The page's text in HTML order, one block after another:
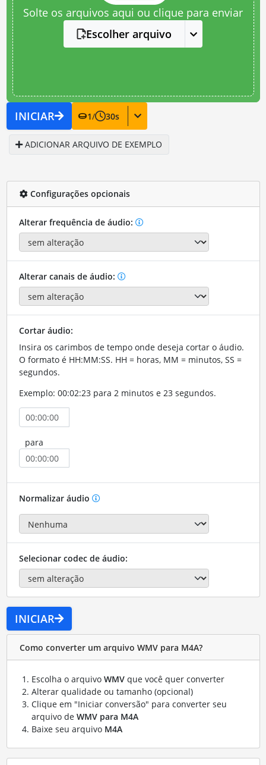
Solte os arquivos aqui ou clique para enviar
Escolher arquivo
INICIAR 1/ 30s
ADICIONAR ARQUIVO DE EXEMPLO
Configurações opcionais
Alterar frequência de áudio:
Alterar canais de áudio:
Cortar áudio:
Insira os carimbos de tempo onde deseja cortar o áudio.
O formato é HH:MM:SS. HH = horas, MM = minutos, SS =
segundos.
Exemplo: 00:02:23 para 2 minutos e 23 segundos.
para
Normalizar áudio
Selecionar codec de áudio:
INICIAR
Como converter um arquivo WMV para M4A?
Escolha o arquivo WMVque você quer converter
Alterar qualidade ou tamanho (opcional)
Clique em "Iniciar conversão" para converter seu
arquivo de WMV para M4A
Baixe seu arquivo M4A